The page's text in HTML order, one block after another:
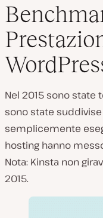
Nel 2015 sono state
sono state
semplicemente
hosting hanno
Nota: Kinsta non
2015.